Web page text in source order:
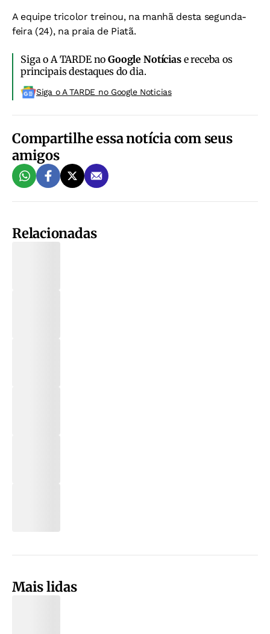
A equipe tricolor treinou, na manhã desta segunda-
feira (24), na praia de Piatã.
Siga o A TARDE noGoogle Notíciase receba os
principais destaques do dia.
Siga o A TARDE no Google Noticias
Compartilhe essa notícia com seus
amigos
Relacionadas
Mais lidas